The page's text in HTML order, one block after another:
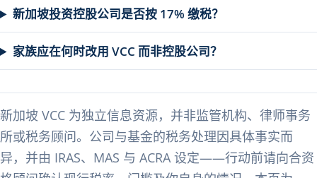
新加坡投资控股公司是否按 17% 缴税？
家族应在何时改用 VCC 而非控股公司？
新加坡 VCC 为独立信息资源，并非监管机构、律师事务
所或税务顾问。公司与基金的税务处理因具体事实而
异，并由 IRAS、MAS 与 ACRA 设定——行动前请向合资